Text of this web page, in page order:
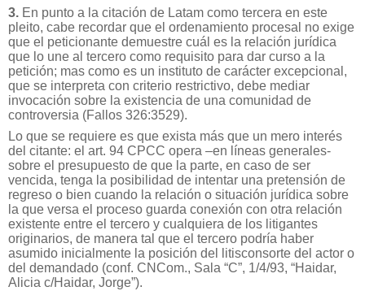
3. En punto a la citación de Latam como tercera en este
pleito, cabe recordar que el ordenamiento procesal no exige
que el peticionante demuestre cuál es la relación jurídica
que lo une al tercero como requisito para dar curso a la
petición; mas como es un instituto de carácter excepcional,
que se interpreta con criterio restrictivo, debe mediar
invocación sobre la existencia de una comunidad de
controversia (Fallos 326:3529).
Lo que se requiere es que exista más que un mero interés
del citante: el art. 94 CPCC opera –en líneas generales-
sobre el presupuesto de que la parte, en caso de ser
vencida, tenga la posibilidad de intentar una pretensión de
regreso o bien cuando la relación o situación jurídica sobre
la que versa el proceso guarda conexión con otra relación
existente entre el tercero y cualquiera de los litigantes
originarios, de manera tal que el tercero podría haber
asumido inicialmente la posición del litisconsorte del actor o
del demandado (conf. CNCom., Sala “C”, 1/4/93, “Haidar,
Alicia c/Haidar, Jorge”).